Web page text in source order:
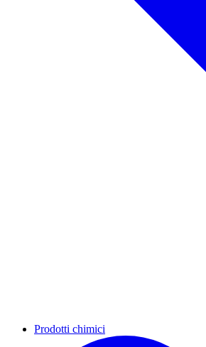
Prodotti chimici